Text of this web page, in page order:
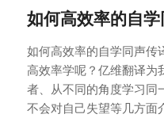
如何高效率的自
如何高效率的自学同声传
高效率学呢？亿维翻译为
者、从不同的角度学习同
不会对自己失望等几方面